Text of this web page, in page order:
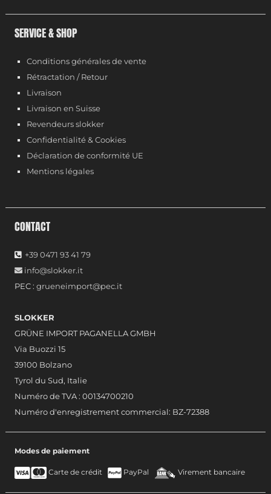
SERVICE & SHOP
Conditions générales de vente
Rétractation / Retour
Livraison
Livraison en Suisse
Revendeurs slokker
Confidentialité & Cookies
Déclaration de conformité UE
Mentions légales
CONTACT
+39 0471 93 41 79
info@slokker.it
PEC :grueneimport@pec.it
SLOKKER
GRÜNE IMPORT PAGANELLA GMBH
Via Buozzi 15
39100 Bolzano
Tyrol du Sud, Italie
Numéro de TVA : 00134700210
Numéro d'enregistrement commercial: BZ-72388
Modes de paiement
Carte de crédit PayPal Virement bancaire